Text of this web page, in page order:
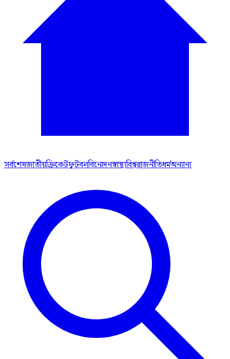
সর্বশেষজাতীয়ক্রিকেটফুটবলবিনোদনস্বাস্থ্যবিশ্বরাজনীতিধর্মঅন্যান্য